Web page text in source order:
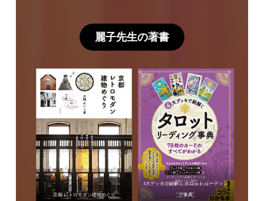
麗子先生の著書
京都 レトロモダン建物めぐり
4大デッキで紐解く タロット リーディン
グ事典